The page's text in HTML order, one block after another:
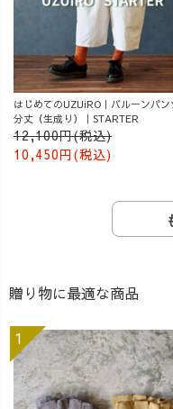
はじめてのUZUiRO｜バルーンパン
分丈（生成り）｜STARTER
12,100円(税込)
10,450円(税込)
贈り物に最適な商品